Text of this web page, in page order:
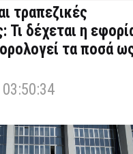
τραπεζικές
Τι δέχεται η
τα ποσά